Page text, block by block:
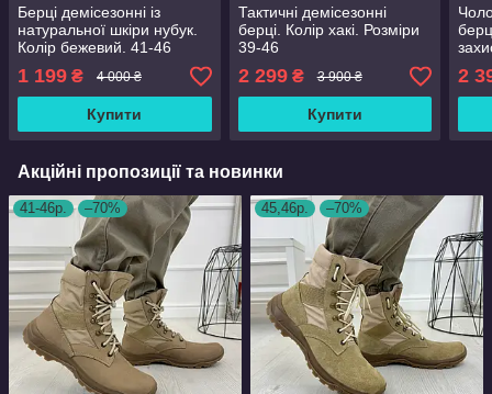
Берці демісезонні із
натуральної шкіри нубук.
Колір бежевий. 41-46
розміри
1 199 ₴ 4 000 ₴
Купити
Тактичні демісезонні
берці. Колір хакі. Розміри
39-46
2 299₴ 3 900 ₴
Купити
2
Акційні пропозиції та новинки
41-46р. –70% 45,46р. –70%